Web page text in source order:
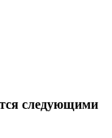
следующими